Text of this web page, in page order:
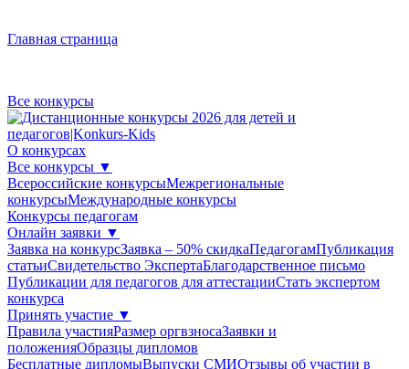
Главная страница
Все конкурсы
О конкурсах
Все конкурсы ▼
Всероссийские конкурсыМежрегиональные
конкурсыМеждународные конкурсы
Конкурсы педагогам
Онлайн заявки ▼
Заявка на конкурсЗаявка – 50% скидкаПедагогамПубликация
статьиСвидетельство ЭкспертаБлагодарcтвенное письмо
Публикации для педагогов для аттестацииСтать экспертом
конкурса
Принять участие ▼
Правила участияРазмер оргвзносаЗаявки и
положенияОбразцы дипломов
Бесплатные дипломыВыпуски СМИОтзывы об участии в